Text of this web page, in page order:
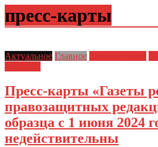
пресс-карты
Актуальное Главное
Пресс-карты «Газеты
правозащитных
образца с 1 июня 2024
недействительны